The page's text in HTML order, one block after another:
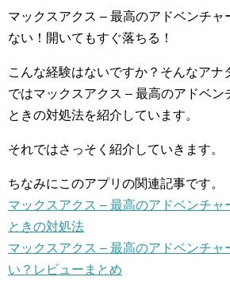
マックスアクス – 最高のアドベンチャ
ない！開いてもすぐ落ちる！
こんな経験はないですか？そんなアナ
ではマックスアクス – 最高のアドベン
ときの対処法を紹介しています。
それではさっそく紹介していきます。
ちなみにこのアプリの関連記事です。
マックスアクス – 最高のアドベンチャ
ときの対処法
マックスアクス – 最高のアドベンチャ
い？レビューまとめ